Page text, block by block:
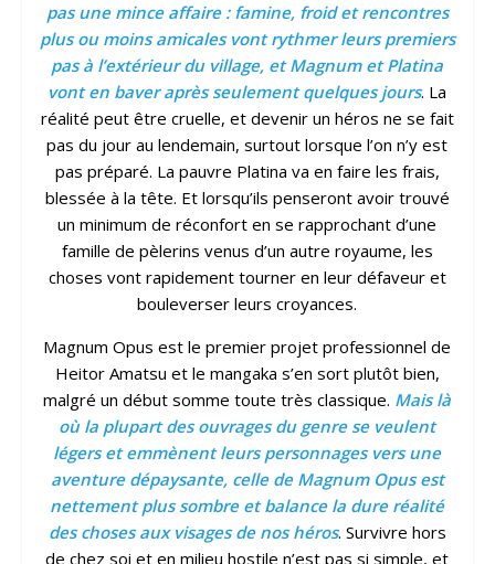
pas une mince affaire : famine, froid et rencontres
plus ou moins amicales vont rythmer leurs premiers
pas à l’extérieur du village, et Magnum et Platina
vont en baver après seulement quelques jours. La
réalité peut être cruelle, et devenir un héros ne se fait
pas du jour au lendemain, surtout lorsque l’on n’y est
pas préparé. La pauvre Platina va en faire les frais,
blessée à la tête. Et lorsqu’ils penseront avoir trouvé
un minimum de réconfort en se rapprochant d’une
famille de pèlerins venus d’un autre royaume, les
choses vont rapidement tourner en leur défaveur et
bouleverser leurs croyances.
Magnum Opus est le premier projet professionnel de
Heitor Amatsu et le mangaka s’en sort plutôt bien,
malgré un début somme toute très classique. Mais là
où la plupart des ouvrages du genre se veulent
légers et emmènent leurs personnages vers une
aventure dépaysante, celle de Magnum Opus est
nettement plus sombre et balance la dure réalité
des choses aux visages de nos héros. Survivre hors
de chez soi et en milieu hostile n’est pas si simple, et